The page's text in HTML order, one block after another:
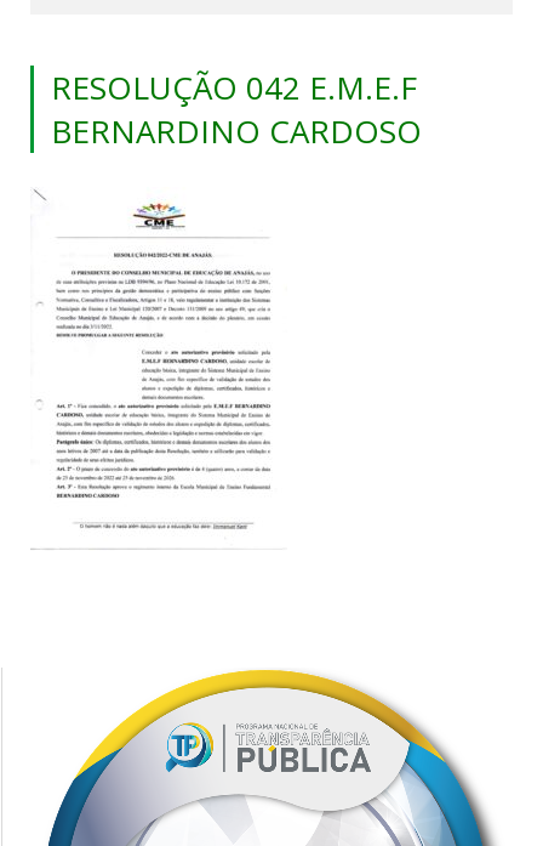
RESOLUÇÃO 042 E.M.E.F
BERNARDINO CARDOSO